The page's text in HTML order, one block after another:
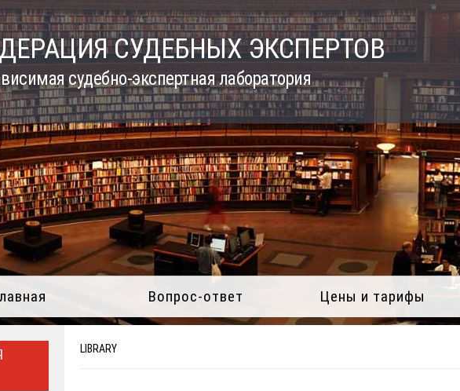
СУДЕБНЫХ ЭКСПЕРТОВ
судебно-экспертная лаборатория
Вопрос-ответ Цены и тарифы
LIBRARY